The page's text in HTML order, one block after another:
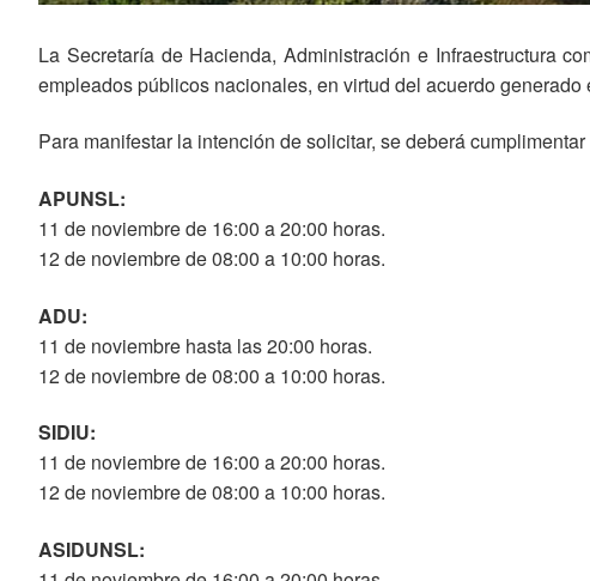
La Secretaría de Hacienda, Administración e Infraestructura
empleados públicos nacionales, en virtud del acuerdo
Para manifestar la intención de solicitar, se deberá
APUNSL:
11 de noviembre de 16:00 a 20:00 horas.
12 de noviembre de 08:00 a 10:00 horas.
ADU:
11 de noviembre hasta las 20:00 horas.
12 de noviembre de 08:00 a 10:00 horas.
SIDIU:
11 de noviembre de 16:00 a 20:00 horas.
12 de noviembre de 08:00 a 10:00 horas.
ASIDUNSL: